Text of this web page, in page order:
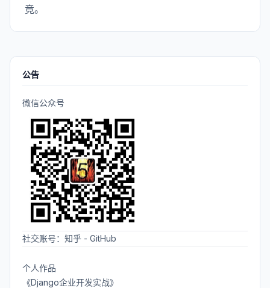
竟。
公告
微信公众号
社交账号： 知乎 - GitHub
个人作品
《Django企业开发实战》